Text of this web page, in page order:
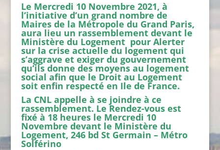
Le Mercredi 10 Novembre 2021, à
l’initiative d’un grand nombre de
Maires de la Métropole du Grand Paris,
aura lieu un rassemblement devant le
Ministère du Logement pour Alerter
sur la crise actuelle du logement qui
s’aggrave et exiger du gouvernement
qu’ils donne des moyens au logement
social afin que le Droit au Logement
soit enfin respecté en Ile de France.
La CNL appelle à se joindre à ce
rassemblement. Le Rendez-vous est
fixé à 18 heures le Mercredi 10
Novembre devant le Ministère du
Logement, 246 bd St Germain – Métro
Solférino